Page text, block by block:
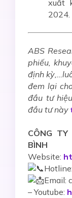
xuất
2024.
ABS
phiếu,
định
đem lại
đầu tư
đầu tư này
CÔNG
BÌNH
Website:
Email:
–Youtube: